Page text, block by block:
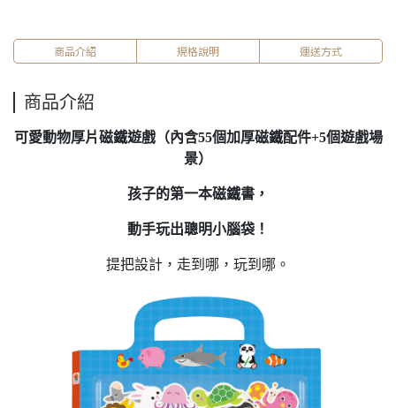
商品介紹 規格說明 運送方式
商品介紹
可愛動物厚片磁鐵遊戲（內含55個加厚磁鐵配件+5個遊戲場
景）
孩子的第一本磁鐵書，
動手玩出聰明小腦袋！
提把設計，走到哪，玩到哪。